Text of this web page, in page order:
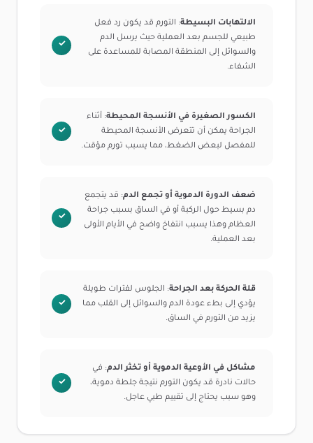
الالتهابات البسيطة: التورم قد يكون رد فعل
طبيعي للجسم بعد العملية حيث يرسل الدم
والسوائل إلى المنطقة المصابة للمساعدة على
الشفاء.
الكسور الصغيرة في الأنسجة المحيطة: أثناء
الجراحة يمكن أن تتعرض الأنسجة المحيطة
للمفصل لبعض الضغط، مما يسبب تورم مؤقت.
ضعف الدورة الدموية أو تجمع الدم: قد يتجمع
دم بسيط حول الركبة أو في الساق بسبب جراحة
العظام وهذا يسبب انتفاخ واضح في الأيام الأولى
بعد العملية.
قلة الحركة بعد الجراحة: الجلوس لفترات طويلة
يؤدي إلى بطء عودة الدم والسوائل إلى القلب مما
يزيد من التورم في الساق.
مشاكل في الأوعية الدموية أو تخثر الدم: في
حالات نادرة قد يكون التورم نتيجة جلطة دموية،
وهو سبب يحتاج إلى تقييم طبي عاجل.